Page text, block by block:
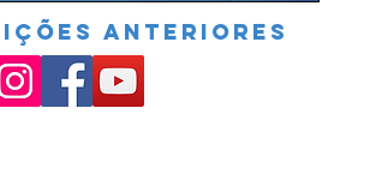
ANTERIORES